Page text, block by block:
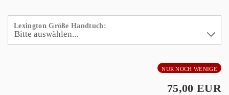
Lexington Größe Handtuch:
NUR NOCH WENIGE
75,00 EUR